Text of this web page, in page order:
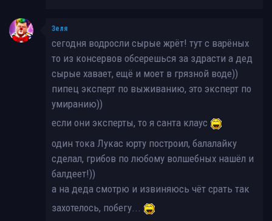
Зеля
сегодня водросли сырые жрёт! тут с варёных
то из консервов обсерешься за здрасти а дед
сырые хавает, ещё и моет в грязной воде))
пипец эксперт по выживанию, это эксперт по
умиранию))
если они эксперты, то я санта клаус
один тока Лукас юрту построил, балалайку
сделал, грибов по любому волшебных нашёл и
балдеет!))
а на деда смотрю и извиняюсь чёт срать так
захотелось, побегу...